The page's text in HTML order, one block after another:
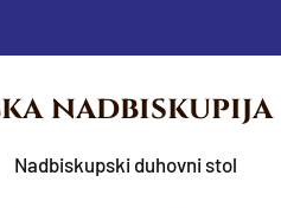
nadbiskupija
Nadbiskupski duhovni stol